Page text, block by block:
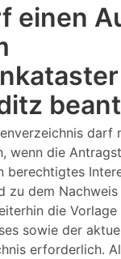
einen
darf
wenn die
berechtigtes
zu dem
die Vorlage
sowie der
erforderlich.